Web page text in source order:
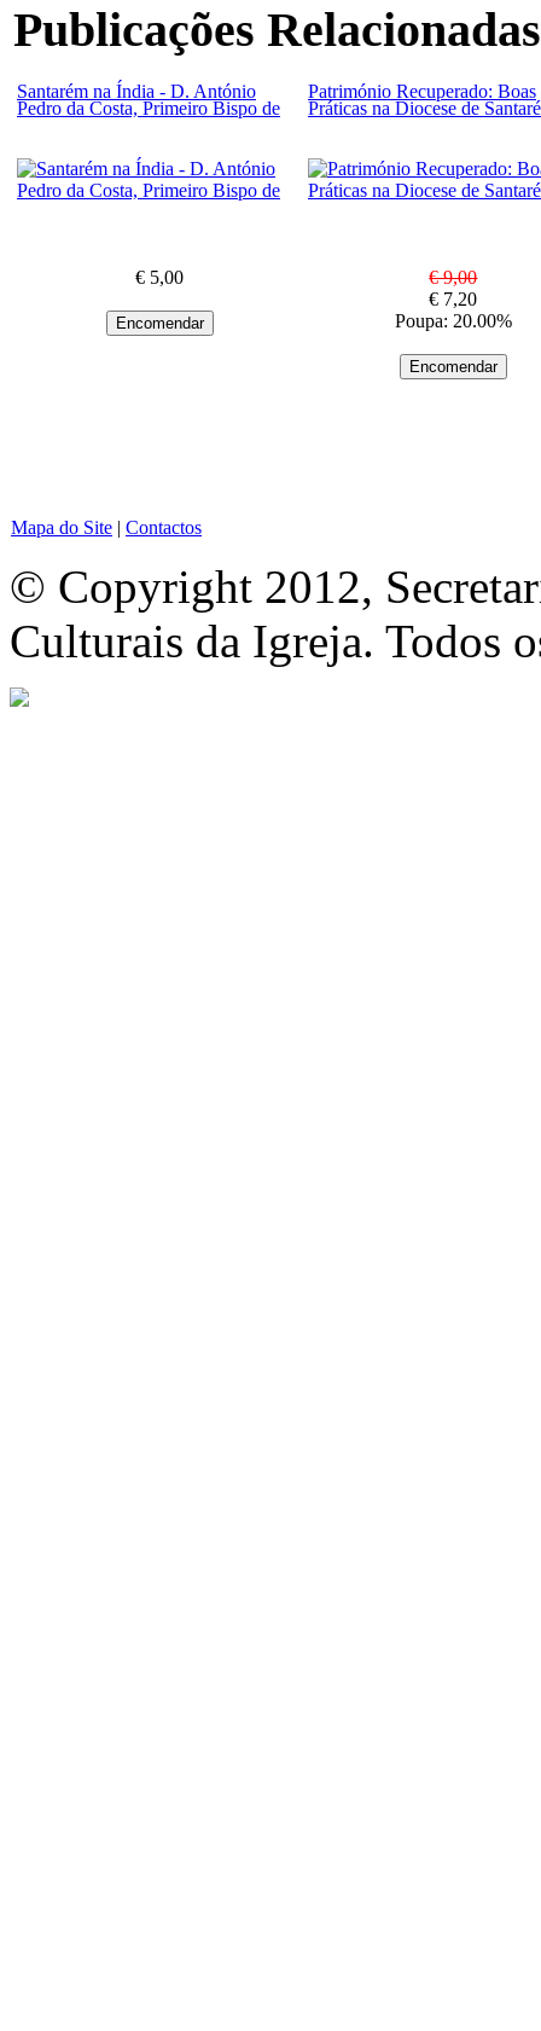
Publicações Relacionadas
Santarém na Índia - D. António
Pedro da Costa, Primeiro Bispo de
€ 5,00
Património Recuperado: Boas
Práticas na Diocese de
€ 9,00
€ 7,20
Poupa: 20.00%
Mapa do Site | Contactos
© Copyright 2012,
Culturais da Igreja. Todos